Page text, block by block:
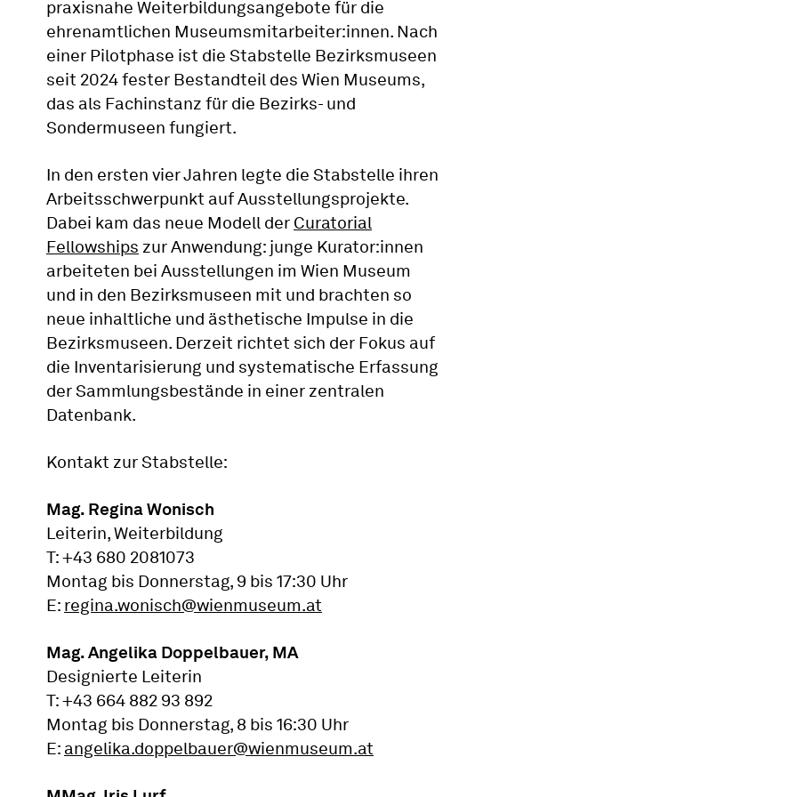
praxisnahe Weiterbildungsangebote für die
ehrenamtlichen Museumsmitarbeiter:innen. Nach
einer Pilotphase ist die Stabstelle Bezirksmuseen
seit 2024 fester Bestandteil des Wien Museums,
das als Fachinstanz für die Bezirks- und
Sondermuseen fungiert.
In den ersten vier Jahren legte die Stabstelle ihren
Arbeitsschwerpunkt auf Ausstellungsprojekte.
Dabei kam das neue Modell der Curatorial
Fellowships zur Anwendung: junge Kurator:innen
arbeiteten bei Ausstellungen im Wien Museum
und in den Bezirksmuseen mit und brachten so
neue inhaltliche und ästhetische Impulse in die
Bezirksmuseen. Derzeit richtet sich der Fokus auf
die Inventarisierung und systematische Erfassung
der Sammlungsbestände in einer zentralen
Datenbank.
Kontakt zur Stabstelle:
Mag. Regina Wonisch
Leiterin, Weiterbildung
T: +43 680 2081073
Montag bis Donnerstag, 9 bis 17:30 Uhr
E: regina.wonisch@wienmuseum.at
Mag. Angelika Doppelbauer, MA
Designierte Leiterin
T: +43 664 882 93 892
Montag bis Donnerstag, 8 bis 16:30 Uhr
E: angelika.doppelbauer@wienmuseum.at